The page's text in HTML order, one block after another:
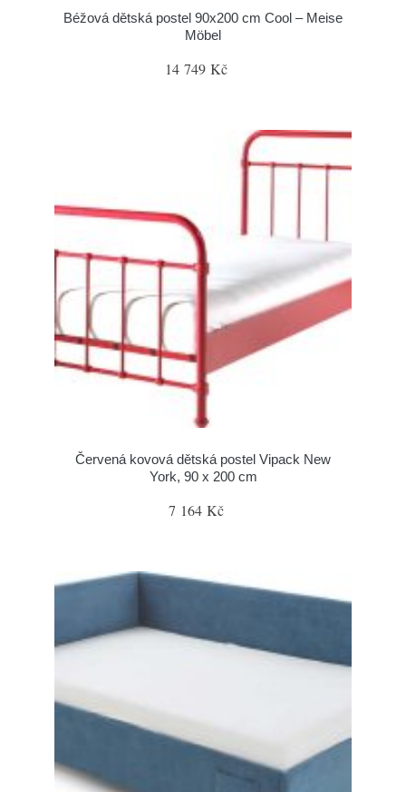
Béžová dětská postel 90x200 cm Cool – Meise
Möbel
14 749 Kč
Červená kovová dětská postel Vipack New
York, 90 x 200 cm
7 164 Kč